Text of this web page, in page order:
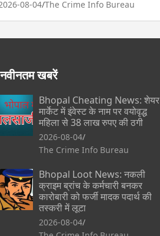
08-04 The Crime Info Bureau
नवीनतम खबरें
Bhopal Cheating News: शेयर
मार्केट में इंवेस्ट के नाम पर वयोवृद्ध
महिला से 38 लाख रुपए की ठगी
2026-08-04
The Crime Info Bureau
Bhopal Loot News: नकली
क्राइम ब्रांच के कर्मचारी बनकर
कारोबारी को फर्जी मादक पदार्थ की
तस्करी में लूटा
2026-08-04